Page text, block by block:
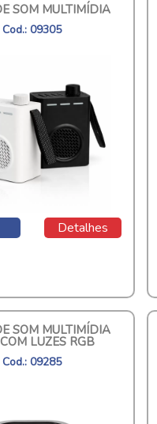
SOM MULTIMÍDIA
Cod.: 09305
Detalhes
SOM MULTIMÍDIA
LUZES RGB
Cod.: 09285